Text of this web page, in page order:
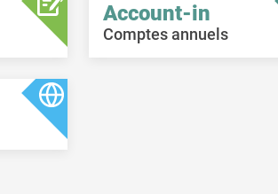
Account-in
Comptes annuels